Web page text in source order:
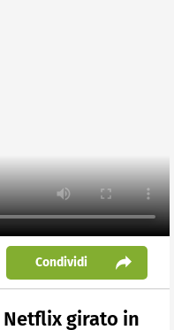
Condividi
girato in